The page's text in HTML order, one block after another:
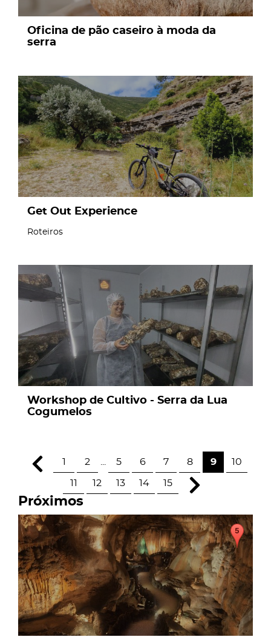
Oficina de pão caseiro à moda da
serra
page
Get Out Experience
Roteiros
page
Workshop de Cultivo - Serra da Lua
Cogumelos
1 2 5 6 7 8 9 10
11 12 13 14 15
Próximos
page